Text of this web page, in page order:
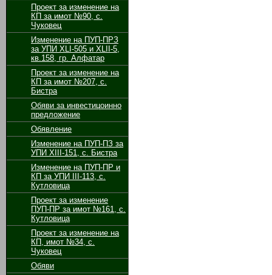
Проект за изменение на
КП за имот №90, с.
Чуковец
Изменение на ПУП-ПРЗ
за УПИ XLI-505 и XLII-5,
кв.158, гр. Алфатар
Проект за изменение на
КП за имот №207, с.
Бистра
Обяви за инвестицоинно
предложение
Обявление
Изменение на ПУП-ПЗ за
УПИ ХІІІ-151, с. Бистра
Изменение на ПУП-ПР и
КП за УПИ ІІІ-113, с.
Кутловица
Проект за изменение
ПУП-ПР за имот №161, с.
Кутловица
Проект за изменение на
КП, имот №34, с.
Чуковец
Обяви